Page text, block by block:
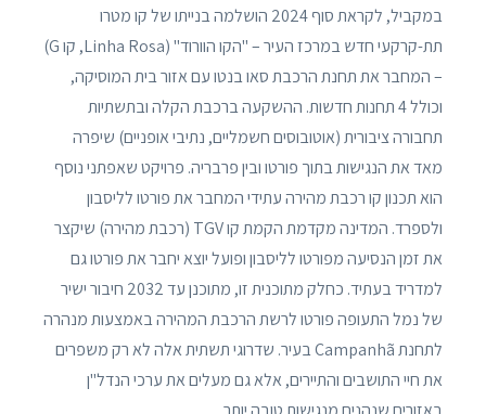
במקביל, לקראת סוף 2024 הושלמה בנייתו של קו מטרו
תת-קרקעי חדש במרכז העיר – "הקו הוורוד" (Linha Rosa, קו G)
– המחבר את תחנת הרכבת סאו בנטו עם אזור בית המוסיקה,
וכולל 4 תחנות חדשות. ההשקעה ברכבת הקלה ובתשתיות
תחבורה ציבורית (אוטובוסים חשמליים, נתיבי אופניים) שיפרה
מאד את הנגישות בתוך פורטו ובין פרבריה. פרויקט שאפתני נוסף
הוא תכנון קו רכבת מהירה עתידי המחבר את פורטו לליסבון
ולספרד. המדינה מקדמת הקמת קו TGV (רכבת מהירה) שיקצר
את זמן הנסיעה מפורטו לליסבון ופועל יוצא יחבר את פורטו גם
למדריד בעתיד. כחלק מתוכנית זו, מתוכנן עד 2032 חיבור ישיר
של נמל התעופה פורטו לרשת הרכבת המהירה באמצעות מנהרה
לתחנת Campanhã בעיר. שדרוגי תשתית אלה לא רק משפרים
את חיי התושבים והתיירים, אלא גם מעלים את ערכי הנדל"ן